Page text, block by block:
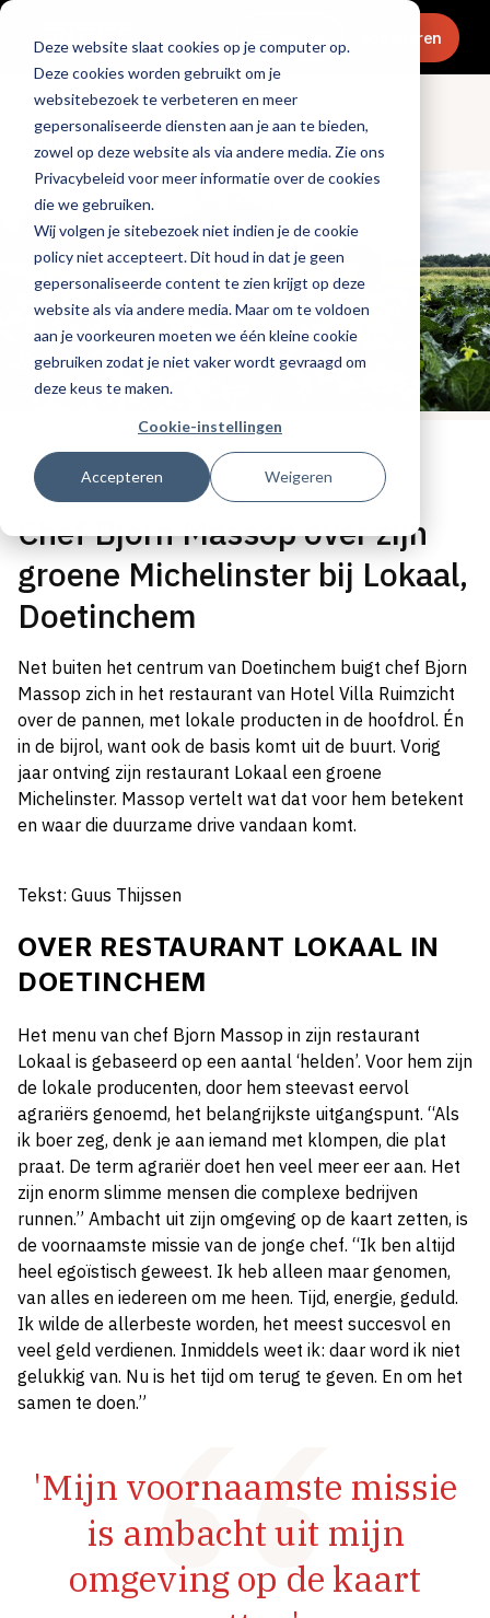
Deze website slaat cookies op je computer op.
Deze cookies worden gebruikt om je
websitebezoek te verbeteren en meer
gepersonaliseerde diensten aan je aan te bieden,
zowel op deze website als via andere media. Zie ons
Privacybeleid voor meer informatie over de cookies
die we gebruiken.
Wij volgen je sitebezoek niet indien je de cookie
policy niet accepteert. Dit houd in dat je geen
gepersonaliseerde content te zien krijgt op deze
website als via andere media. Maar om te voldoen
aan je voorkeuren moeten we één kleine cookie
gebruiken zodat je niet vaker wordt gevraagd om
deze keus te maken.
Cookie-instellingen
Accepteren Weigeren
Menu Abonneren
Culinair & chefs
Tags:chefs,duurzaamheid,michelin
Gepubliceerd op: 20 april 2023
Chef Bjorn Massop over zijn
groene Michelinster bij Lokaal,
Doetinchem
Net buiten het centrum van Doetinchem buigt chef Bjorn
Massop zich in het restaurant van Hotel Villa Ruimzicht
over de pannen, met lokale producten in de hoofdrol. Én
in de bijrol, want ook de basis komt uit de buurt. Vorig
jaar ontving zijn restaurant Lokaal een groene
Michelinster. Massop vertelt wat dat voor hem betekent
en waar die duurzame drive vandaan komt.
Tekst: Guus Thijssen
OVER RESTAURANT LOKAAL IN
DOETINCHEM
Het menu van chef Bjorn Massop in zijn restaurant
Lokaal is gebaseerd op een aantal ‘helden’. Voor hem zijn
de lokale producenten, door hem steevast eervol
agrariërs genoemd, het belangrijkste uitgangspunt. “Als
ik boer zeg, denk je aan iemand met klompen, die plat
praat. De term agrariër doet hen veel meer eer aan. Het
zijn enorm slimme mensen die complexe bedrijven
runnen.” Ambacht uit zijn omgeving op de kaart zetten, is
de voornaamste missie van de jonge chef. “Ik ben altijd
heel egoïstisch geweest. Ik heb alleen maar genomen,
van alles en iedereen om me heen. Tijd, energie, geduld.
Ik wilde de allerbeste worden, het meest succesvol en
veel geld verdienen. Inmiddels weet ik: daar word ik niet
gelukkig van. Nu is het tijd om terug te geven. En om het
samen te doen.”
'Mijn voornaamste missie
is ambacht uit mijn
omgeving op de kaart